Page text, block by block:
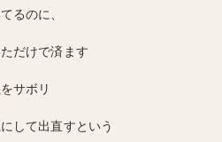
るのに、
だけで済ます
サボリ
して出直すという